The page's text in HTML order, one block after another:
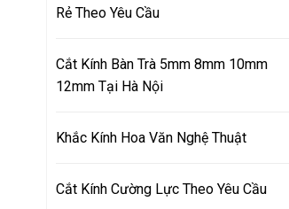
Rẻ Theo Yêu Cầu
Cắt Kính Bàn Trà 5mm 8mm 10mm
12mm Tại Hà Nội
Khắc Kính Hoa Văn Nghệ Thuật
Cắt Kính Cường Lực Theo Yêu Cầu